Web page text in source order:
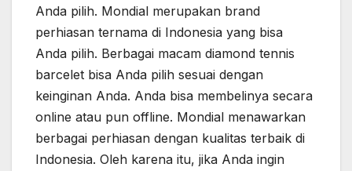
Anda pilih. Mondial merupakan brand
perhiasan ternama di Indonesia yang bisa
Anda pilih. Berbagai macam diamond tennis
barcelet bisa Anda pilih sesuai dengan
keinginan Anda. Anda bisa membelinya secara
online atau pun offline. Mondial menawarkan
berbagai perhiasan dengan kualitas terbaik di
Indonesia. Oleh karena itu, jika Anda ingin